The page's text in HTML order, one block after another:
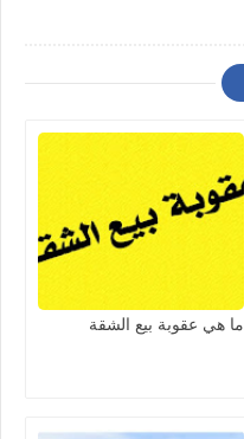
ما هي عقوبة بيع الشقة